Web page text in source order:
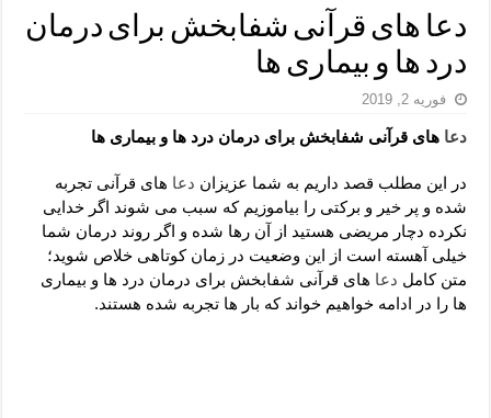
معجزات دعای یا من اظهر الجمیل – دعای یا من اظهر الجمیل برای
مهم ترین اذکار الهی و فضیلت آن ها – ذکر مخصوص مستجاب الدعوه
دعا برای ترس بچه ها در خواب – دعای ترس و بی خوابی کودکان
نماز حاجت برای کار گشایی- دعای رفع مشکلات و طلب حاجت
لا حول ولا قوة الا بالله برای چشم زخم – دعای چشم زخم ماشاالله
دعای قوی رفع ترس – دعای مجرب برای آرامش قلب و رفع اضطراب
دعا برای پولدار شدن در یک روز – دعای ثروت حضرت سلیمان
دعا های قرآنی شفابخش برای درمان
درد ها و بیماری ها
فوریه 2, 2019
دعا های قرآنی شفابخش برای درمان درد ها و بیماری ها
در این مطلب قصد داریم به شما عزیزان دعا های قرآنی تجربه
شده و پر خیر و برکتی را بیاموزیم که سبب می شوند اگر خدایی
نکرده دچار مریضی هستید از آن رها شده و اگر روند درمان شما
خیلی آهسته است از این وضعیت در زمان کوتاهی خلاص شوید؛
متن کامل دعا های قرآنی شفابخش برای درمان درد ها و بیماری
ها را در ادامه خواهیم خواند که بار ها تجربه شده هستند.